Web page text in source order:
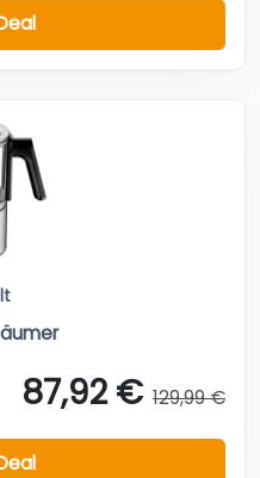
87,92 € 129,99 €